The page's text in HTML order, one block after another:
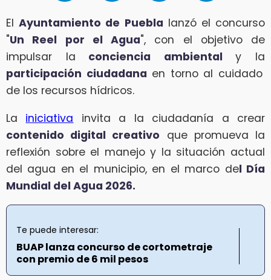
ElAyuntamiento de Puebla lanzó el concurso
"Un Reel por el Agua", con el objetivo de
impulsar la conciencia ambientaly la
participación ciudadana en torno al cuidado
de los recursos hídricos.
La iniciativa invita a la ciudadanía a crear
contenido digital creativo que promueva la
reflexión sobre el manejo y la situación actual
del agua en el municipio, en el marco del Día
Mundial del Agua 2026.
Te puede interesar:
BUAP lanza concurso de cortometraje
con premio de 6 mil pesos